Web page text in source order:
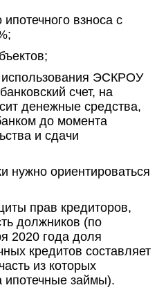
взноса с
использования ЭСКРОУ
счет, на
денежные средства,
до момента
и сдачи
нужно ориентироваться
прав кредиторов,
должников (по
2020 года доля
кредитов составляет
из которых
ипотечные займы).